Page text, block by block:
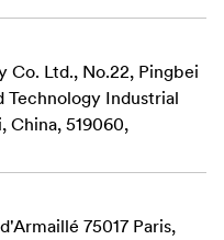
е нанесен един слой
Nano Soft-Edge
от оптично стъкло,
на цветовете,
плътност
на изображението,
оставя останалата
Co. Ltd., No.22, Pingbei
Technology Industrial
China, 519060,
75017 Paris,